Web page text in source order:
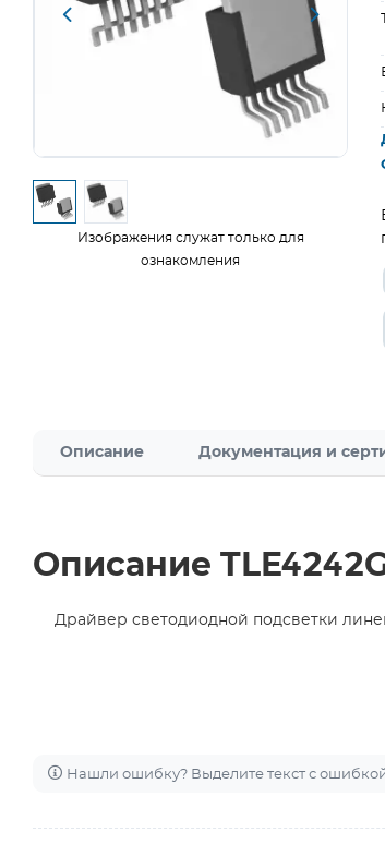
Изображения служат только для
ознакомления
Описание Документация и
Описание
Драйвер светодиодной подсветки
Нашли ошибку? Выделите текст с